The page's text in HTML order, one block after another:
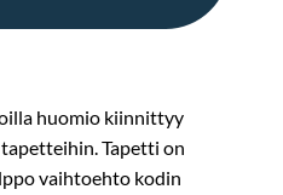
huomio kiinnittyy
Tapetti on
vaihtoehto kodin